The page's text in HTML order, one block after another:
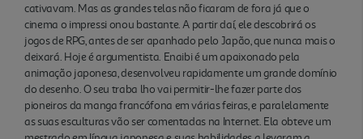
cativavam. Mas as grandes telas não ficaram de fora já que o
cinema o impressi onou bastante. A partir daí, ele descobrirá os
jogos de RPG, antes de ser apanhado pelo Japão, que nunca mais o
deixará. Hoje é argumentista. Enaibi é um apaixonado pela
animação japonesa, desenvolveu rapidamente um grande domínio
do desenho. O seu traba lho vai permitir-lhe fazer parte dos
pioneiros da manga francófona em várias feiras, e paralelamente
as suas esculturas vão ser comentadas na Internet. Ela obteve um